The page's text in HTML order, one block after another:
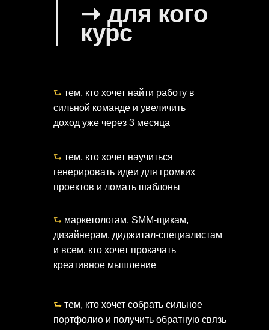
➝ для кого
курс
⮑ тем, кто хочет собрать сильное
портфолио и получить обратную связь
⮑ тем, кто хочет научиться
генерировать идеи для громких
проектов и ломать шаблоны
⮑ маркетологам, SMM-щикам,
дизайнерам, диджитал-специалистам
и всем, кто хочет прокачать
креативное мышление
⮑ тем, кто хочет найти работу в
сильной команде и увеличить
доход уже через 3 месяца